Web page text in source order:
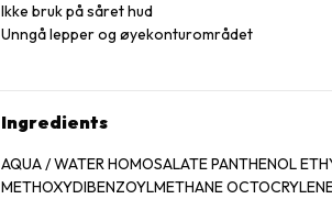
Ikke bruk på såret hud
Unngå lepper og øyekonturområdet
Ingredients
AQUA / WATER HOMOSALATE PANTHENOL
METHOXYDIBENZOYLMETHANE